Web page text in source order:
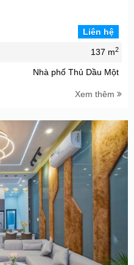
Liên hệ
137 m2
Nhà phố Thủ Dầu Một
Xem thêm